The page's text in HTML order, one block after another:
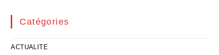
Catégories
ACTUALITE